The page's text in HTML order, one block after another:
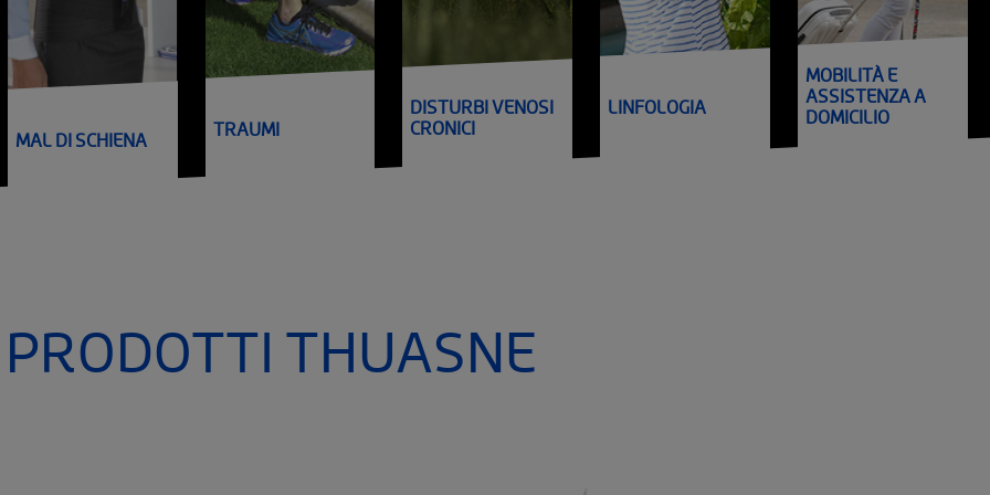
MAL DI SCHIENA TRAUMI
DISTURBI VENOSI
CRONICI
LINFOLOGIA
MOBILITÀ E
ASSISTENZA A
DOMICILIO
THUASNE